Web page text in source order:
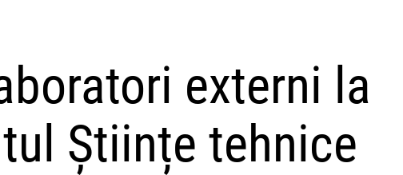
externi la
Științe tehnice